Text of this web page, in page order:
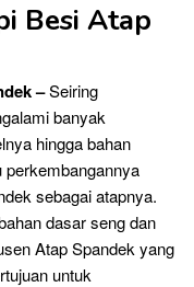
Besi Atap
–Seiring
banyak
hingga bahan
perkembangannya
sebagai atapnya.
dasar seng dan
Atap Spandek yang
untuk